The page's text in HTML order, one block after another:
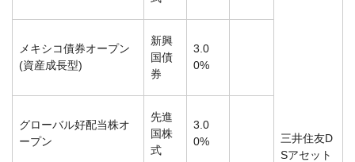
三井住友D
Sアセット
メキシコ債券オープン
(資産成長型)
新興
国債
券
3.0
0%
グローバル好配当株オ
ープン
先進
国株
式
3.0
0%